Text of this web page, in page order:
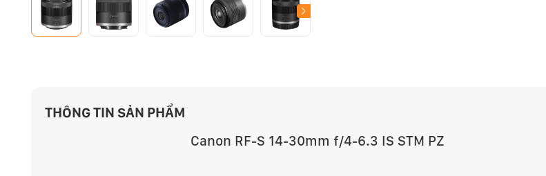
THÔNG TIN SẢN PHẨM
Canon RF-S 14-30mm f/4-6.3 IS STM PZ